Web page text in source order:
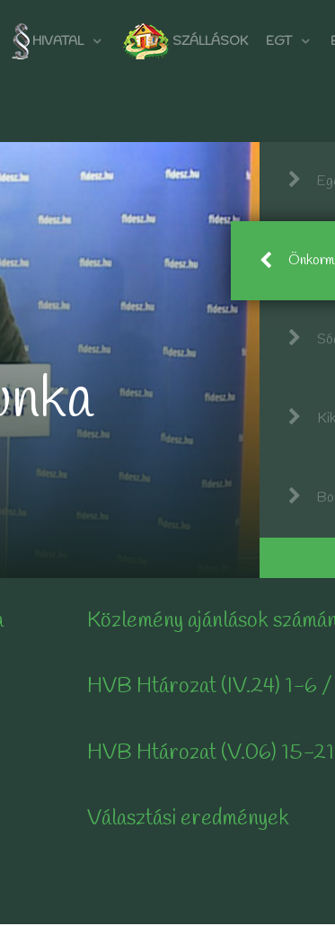
HIVATAL SZÁLLÁSOK EGT
Közlemény ajánlások
HVB Htározat (IV.24) 1-6
HVB Htározat (V.06) 15-
Választási eredmények